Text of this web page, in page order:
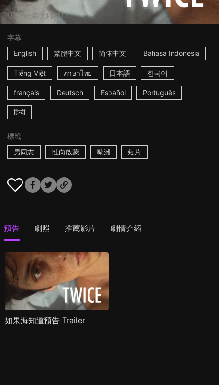
15m 義大利2017
字幕
English
繁體中文 简体中文 Bahasa Indonesia
Tiếng Việt ภาษาไทย 日本語 한국어
français Deutsch Español Português
हिन्दी
標籤
男同志
性向啟蒙 歐洲 短片
預告 劇照 推薦影片 劇情介紹
如果海知道預告 Trailer